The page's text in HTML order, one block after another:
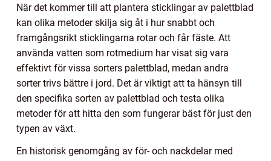
När det kommer till att plantera sticklingar av palettblad
kan olika metoder skilja sig åt i hur snabbt och
framgångsrikt sticklingarna rotar och får fäste. Att
använda vatten som rotmedium har visat sig vara
effektivt för vissa sorters palettblad, medan andra
sorter trivs bättre i jord. Det är viktigt att ta hänsyn till
den specifika sorten av palettblad och testa olika
metoder för att hitta den som fungerar bäst för just den
typen av växt.
En historisk genomgång av för- och nackdelar med